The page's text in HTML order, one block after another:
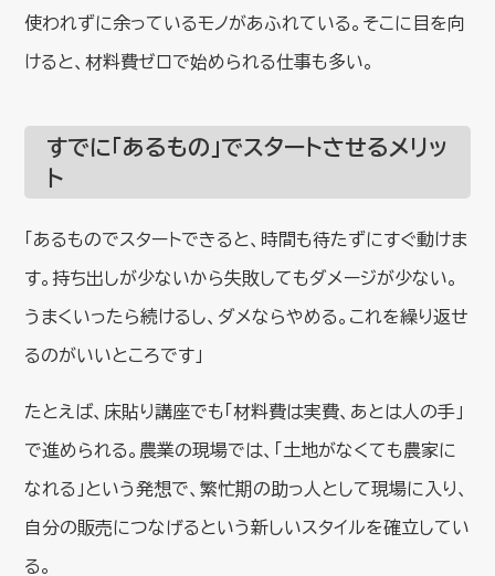
使われずに余っているモノがあふれている。そこに目を向
けると、材料費ゼロで始められる仕事も多い。
すでに「あるもの」でスタートさせるメリッ
ト
「あるものでスタートできると、時間も待たずにすぐ動けま
す。持ち出しが少ないから失敗してもダメージが少ない。
うまくいったら続けるし、ダメならやめる。これを繰り返せ
るのがいいところです」
たとえば、床貼り講座でも「材料費は実費、あとは人の手」
で進められる。農業の現場では、「土地がなくても農家に
なれる」という発想で、繁忙期の助っ人として現場に入り、
自分の販売につなげるという新しいスタイルを確立してい
る。